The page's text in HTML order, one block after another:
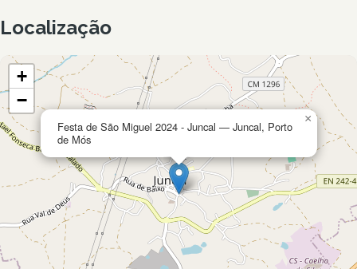
Localização
Festa de São Miguel 2024 - Juncal — Juncal, Porto
de Mós
×
+
−